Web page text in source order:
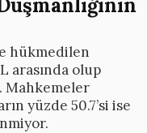
hükmedilen
arasında olup
Mahkemeler
yüzde 50.7’si ise